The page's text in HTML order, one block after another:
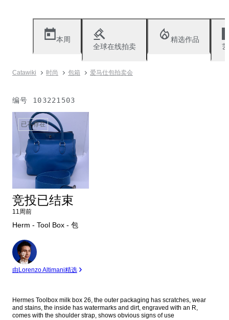
本周
全球在线拍卖
精选作品
Catawiki 时尚 包箱 爱马仕包拍卖会
编号 103221503
已不存在
竞投已结束
11周前
Herm - Tool Box - 包
专
家
由Lorenzo Altimani精选
Hermes Toolbox milk box 26, the outer packaging has scratches, wear
and stains, the inside has watermarks and dirt, engraved with an R,
comes with the shoulder strap, shows obvious signs of use